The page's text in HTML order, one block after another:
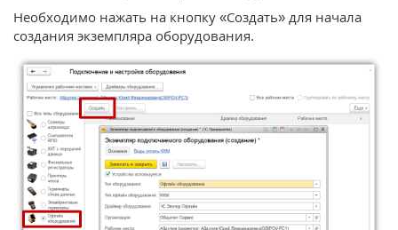
Необходимо нажать на кнопку «Создать» для начала
создания экземпляра оборудования.